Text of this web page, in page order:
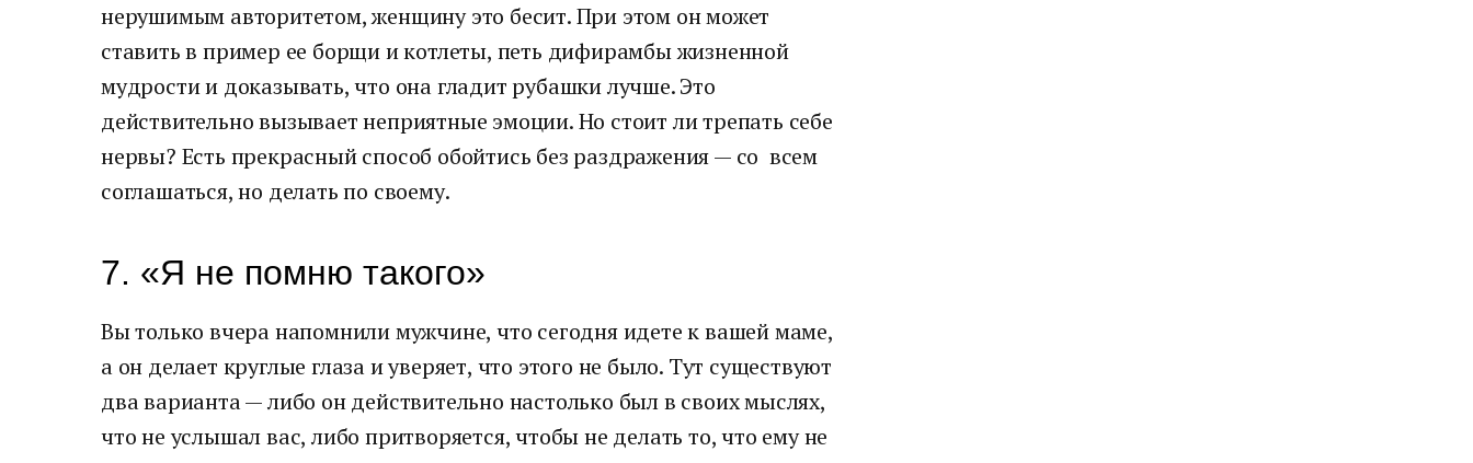
нерушимым авторитетом, женщину это бесит. При этом он может
ставить в пример ее борщи и котлеты, петь дифирамбы жизненной
мудрости и доказывать, что она гладит рубашки лучше. Это
действительно вызывает неприятные эмоции. Но стоит ли трепать себе
нервы? Есть прекрасный способ обойтись без раздражения — со всем
соглашаться, но делать по своему.
7. «Я не помню такого»
Вы только вчера напомнили мужчине, что сегодня идете к вашей маме,
а он делает круглые глаза и уверяет, что этого не было. Тут существуют
два варианта — либо он действительно настолько был в своих мыслях,
что не услышал вас, либо притворяется, чтобы не делать то, что ему не